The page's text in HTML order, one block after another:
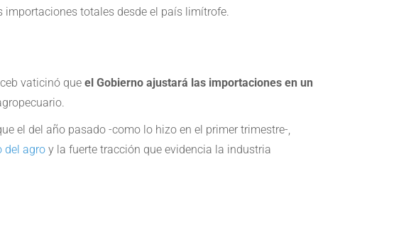
importaciones totales desde el país limítrofe.
vaticinó que el Gobierno ajustará las importaciones en un
el del año pasado -como lo hizo en el primer trimestre-,
del agro y la fuerte tracción que evidencia la industria